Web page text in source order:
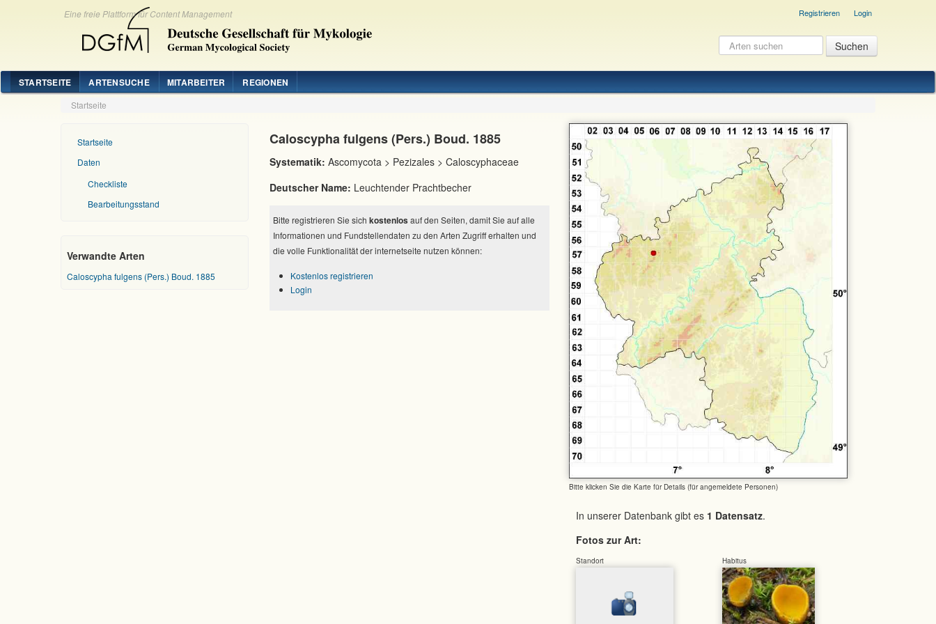
Eine freie Plattform für Content Management Registrieren Login
STARTSEITE ARTENSUCHE MITARBEITER REGIONEN
Startseite
Startseite
Daten
Checkliste
Bearbeitungsstand
Verwandte Arten
Caloscypha fulgens (Pers.) Boud. 1885
Bitte klicken Sie die Karte für Details (für angemeldete Personen)
In unserer Datenbank gibt es 1 Datensatz.
Fotos zur Art:
Standort Habitus
Caloscypha fulgens (Pers.) Boud. 1885
Systematik: Ascomycota > Pezizales > Caloscyphaceae
Deutscher Name: Leuchtender Prachtbecher
Bitte registrieren Sie sich kostenlos auf den Seiten, damit Sie auf alle
Informationen und Fundstellendaten zu den Arten Zugriff erhalten und
die volle Funktionalität der internetseite nutzen können:
Kostenlos registrieren
Login